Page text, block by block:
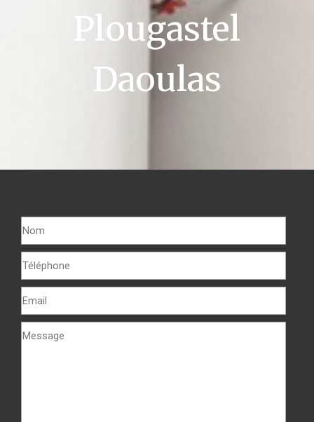
Plougastel
Daoulas